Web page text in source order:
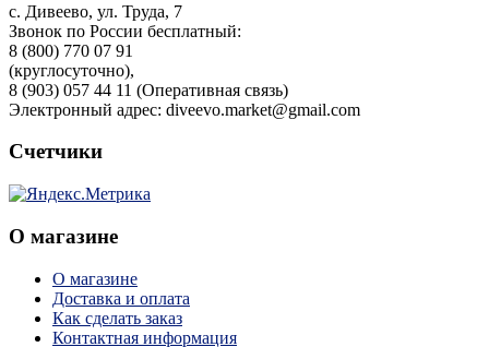
с. Дивеево, ул. Труда, 7
Звонок по России бесплатный:
8 (800) 770 07 91
(круглосуточно),
8 (903) 057 44 11 (Оперативная связь)
Электронный адрес: diveevo.market@gmail.com
Счетчики
О магазине
О магазине
Доставка и оплата
Как сделать заказ
Контактная информация